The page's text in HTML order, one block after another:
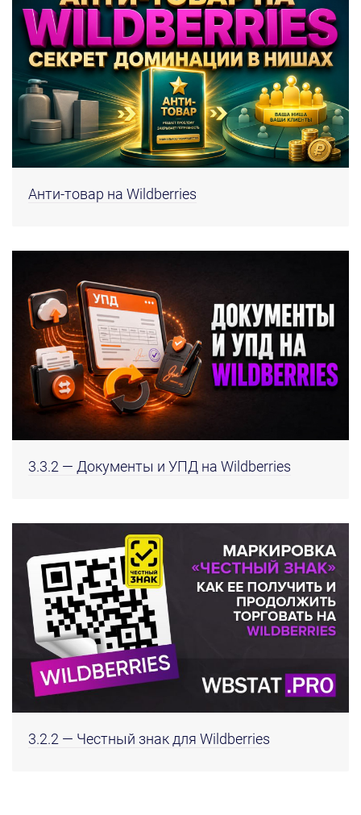
Анти-товар на Wildberries
3.3.2 — Документы и УПД на Wildberries
3.2.2 — Честный знак для Wildberries